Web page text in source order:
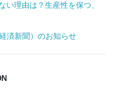
い理由は？生産性を保つ、
済新聞）のお知らせ